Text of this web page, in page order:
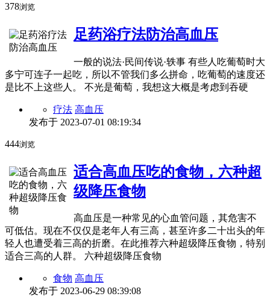
378浏览
足药浴疗法防治高血压
一般的说法·民间传说·轶事 有些人吃葡萄时大
多宁可连子一起吃，所以不管我们多么拼命，吃葡萄的速度还
是比不上这些人。 不光是葡萄，我想这大概是考虑到吞硬
疗法 高血压
发布于 2023-07-01 08:19:34
444浏览
适合高血压吃的食物，六种超
级降压食物
高血压是一种常见的心血管问题，其危害不
可低估。现在不仅仅是老年人有三高，甚至许多二十出头的年
轻人也遭受着三高的折磨。在此推荐六种超级降压食物，特别
适合三高的人群。 六种超级降压食物
食物 高血压
发布于 2023-06-29 08:39:08